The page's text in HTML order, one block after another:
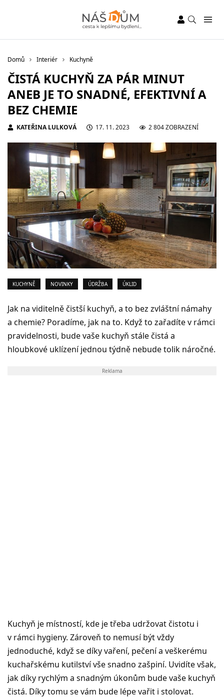
Domů Interiér Kuchyně
ČISTÁ KUCHYŇ ZA PÁR MINUT
ANEB JE TO SNADNÉ, EFEKTIVNÍ A
BEZ CHEMIE
KATEŘINA LULKOVÁ 17. 11. 2023 2 804 ZOBRAZENÍ
KUCHYNĚ NOVINKY ÚDRŽBA ÚKLID
Jak na viditelně čistší kuchyň, a to bez zvláštní námahy
a chemie? Poradíme, jak na to. Když to zařadíte v rámci
pravidelnosti, bude vaše kuchyň stále čistá a
hloubkové uklízení jednou týdně nebude tolik náročné.
Reklama
Kuchyň je místností, kde je třeba udržovat čistotu i
v rámci hygieny. Zároveň to nemusí být vždy
jednoduché, když se díky vaření, pečení a veškerému
kuchařskému kutilství vše snadno zašpiní. Uvidíte však,
jak díky rychlým a snadným úkonům bude vaše kuchyň
čistá. Díky tomu se vám bude lépe vařit i stolovat.